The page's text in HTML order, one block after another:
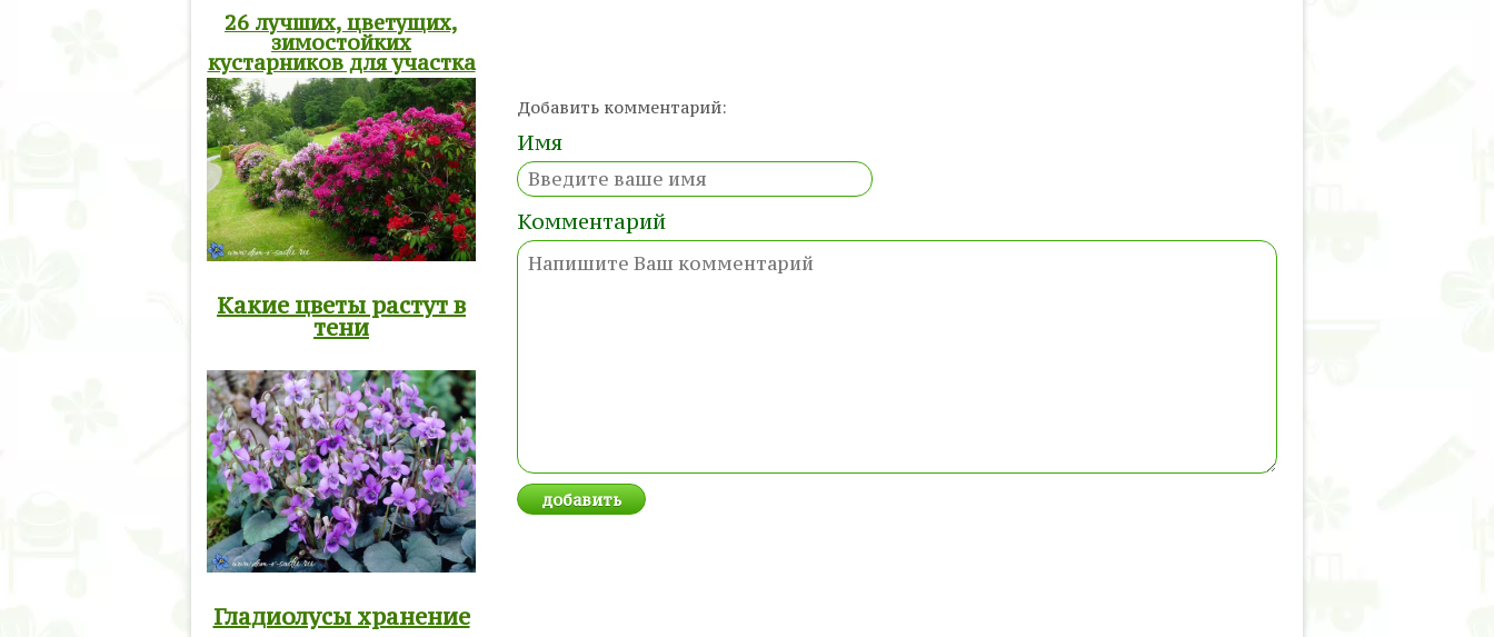
Добавить комментарий:
Имя
Комментарий
26 лучших, цветущих,
зимостойких
кустарников для участка
Какие цветы растут в
тени
Гладиолусы хранение